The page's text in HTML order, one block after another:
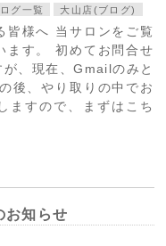
グ一覧 大山店(ブログ)
皆様へ 当サロンをご覧
ます。 初めてお問合せ
、現在、Gmailのみと
後、やり取りの中でお
ますので、まずはこち
お知らせ